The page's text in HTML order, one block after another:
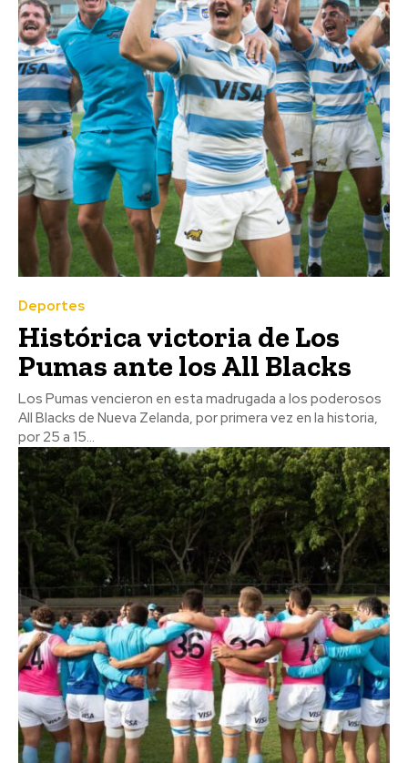
Deportes
Histórica victoria de Los
Pumas ante los All Blacks
Los Pumas vencieron en esta madrugada a los poderosos
All Blacks de Nueva Zelanda, por primera vez en la historia,
por 25 a 15...